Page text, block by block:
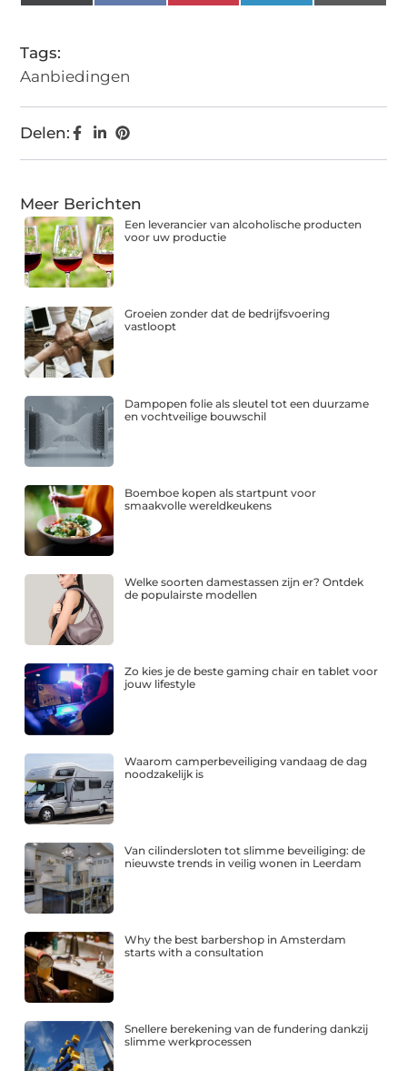
(Twitter)
Tags:
Aanbiedingen
Delen:
Meer Berichten
Een leverancier van alcoholische producten
voor uw productie
Groeien zonder dat de bedrijfsvoering
vastloopt
Dampopen folie als sleutel tot een duurzame
en vochtveilige bouwschil
Boemboe kopen als startpunt voor
smaakvolle wereldkeukens
Welke soorten damestassen zijn er? Ontdek
de populairste modellen
Zo kies je de beste gaming chair en tablet voor
jouw lifestyle
Waarom camperbeveiliging vandaag de dag
noodzakelijk is
Van cilindersloten tot slimme beveiliging: de
nieuwste trends in veilig wonen in Leerdam
Why the best barbershop in Amsterdam
starts with a consultation
Snellere berekening van de fundering dankzij
slimme werkprocessen